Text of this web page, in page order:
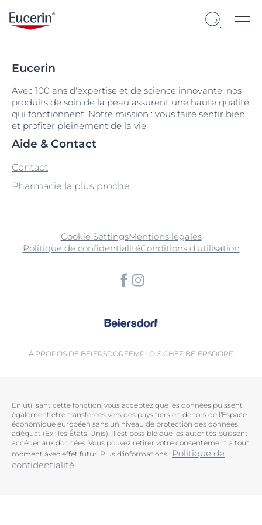
Eucerin
Avec 100 ans d'expertise et de science innovante, nos
produits de soin de la peau assurent une haute qualité
qui fonctionnent. Notre mission : vous faire sentir bien
et profiter pleinement de la vie.
Aide & Contact
Contact
Pharmacie la plus proche
Cookie SettingsMentions légales
Politique de confidentialitéConditions d’utilisation
À PROPOS DE BEIERSDORFEMPLOIS CHEZ BEIERSDORF
En utilisant cette fonction, vous acceptez que les données puissent
également être transférées vers des pays tiers en dehors de l'Espace
économique européen sans un niveau de protection des données
adéquat (Ex : les États-Unis). Il est possible que les autorités puissent
accéder aux données. Vous pouvez retirer votre consentement à tout
moment avec effet futur. Plus d'informations : Politique de
confidentialité